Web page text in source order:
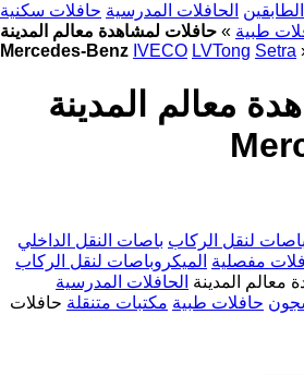
الحافلات المدرسية حافلات سكنية
طبية » حافلات لمشاهدة معالم المدينة
Mercedes-Benz IVECO LVTong Setra
معالم المدينة
لنقل الركاب باصات النقل الداخلي
مفصلية الميكروباصات لنقل الركاب
معالم المدينة الحافلات المدرسية
حافلات طبية مكتبات متنقلة حافلات